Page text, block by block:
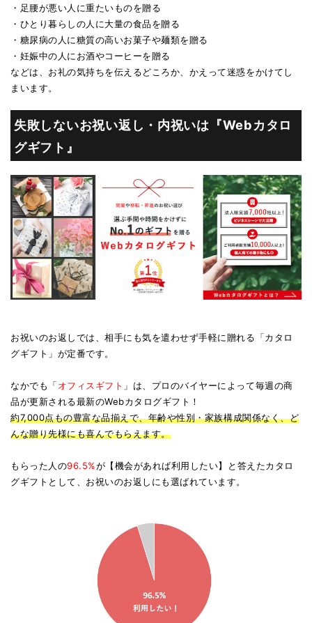
・足腰が悪い人に重たいものを贈る
・ひとり暮らしの人に大量の食品を贈る
・糖尿病の人に糖質の高いお菓子や麺類を贈る
・妊娠中の人にお酒やコーヒーを贈る
などは、お礼の気持ちを伝えるどころか、かえって迷惑をかけてし
まいます。
失敗しないお祝い返し・内祝いは『Webカタロ
グギフト』
お祝いのお返しでは、相手にも気を遣わせず手軽に贈れる「カタロ
グギフト」が定番です。
なかでも「オフィスギフト 」は、プロのバイヤーによって毎週の商
品が更新される最新のWebカタログギフト！
約7,000点もの豊富な品揃えで、年齢や性別・家族構成関係なく、ど
んな贈り先様にも喜んでもらえます。
もらった人の96.5%が【機会があれば利用したい】と答えたカタロ
グギフトとして、お祝いのお返しにも選ばれています。